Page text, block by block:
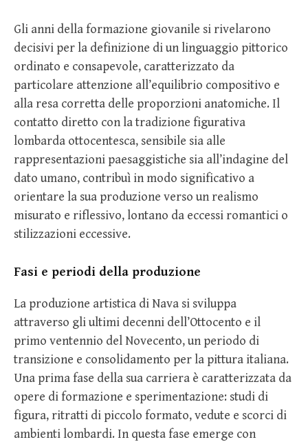
Gli anni della formazione giovanile si rivelarono
decisivi per la definizione di un linguaggio pittorico
ordinato e consapevole, caratterizzato da
particolare attenzione all’equilibrio compositivo e
alla resa corretta delle proporzioni anatomiche. Il
contatto diretto con la tradizione figurativa
lombarda ottocentesca, sensibile sia alle
rappresentazioni paesaggistiche sia all’indagine del
dato umano, contribuì in modo significativo a
orientare la sua produzione verso un realismo
misurato e riflessivo, lontano da eccessi romantici o
stilizzazioni eccessive.
Fasi e periodi della produzione
La produzione artistica di Nava si sviluppa
attraverso gli ultimi decenni dell’Ottocento e il
primo ventennio del Novecento, un periodo di
transizione e consolidamento per la pittura italiana.
Una prima fase della sua carriera è caratterizzata da
opere di formazione e sperimentazione: studi di
figura, ritratti di piccolo formato, vedute e scorci di
ambienti lombardi. In questa fase emerge con